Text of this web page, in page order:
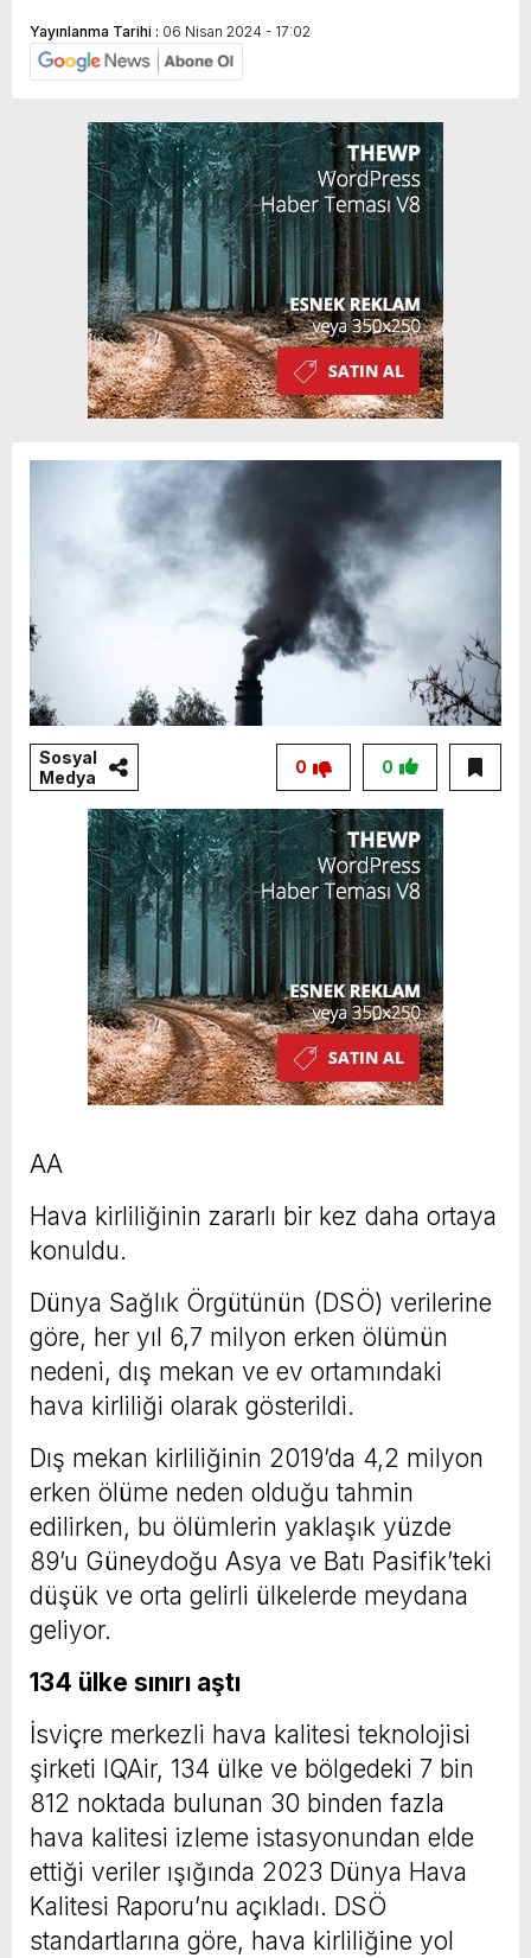
Yayınlanma Tarihi : 06 Nisan 2024 - 17:02
Sosyal
Medya
0
0
AA
Hava kirliliğinin zararlı bir kez daha ortaya
konuldu.
Dünya Sağlık Örgütünün (DSÖ) verilerine
göre, her yıl 6,7 milyon erken ölümün
nedeni, dış mekan ve ev ortamındaki
hava kirliliği olarak gösterildi.
Dış mekan kirliliğinin 2019’da 4,2 milyon
erken ölüme neden olduğu tahmin
edilirken, bu ölümlerin yaklaşık yüzde
89’u Güneydoğu Asya ve Batı Pasifik’teki
düşük ve orta gelirli ülkelerde meydana
geliyor.
134 ülke sınırı aştı
İsviçre merkezli hava kalitesi teknolojisi
şirketi IQAir, 134 ülke ve bölgedeki 7 bin
812 noktada bulunan 30 binden fazla
hava kalitesi izleme istasyonundan elde
ettiği veriler ışığında 2023 Dünya Hava
Kalitesi Raporu’nu açıkladı. DSÖ
standartlarına göre, hava kirliliğine yol